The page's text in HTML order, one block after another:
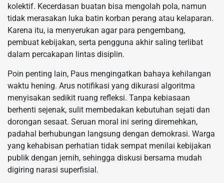
kolektif. Kecerdasan buatan bisa mengolah pola, namun
tidak merasakan luka batin korban perang atau kelaparan.
Karena itu, ia menyerukan agar para pengembang,
pembuat kebijakan, serta pengguna akhir saling terlibat
dalam percakapan lintas disiplin.
Poin penting lain, Paus mengingatkan bahaya kehilangan
waktu hening. Arus notifikasi yang dikurasi algoritma
menyisakan sedikit ruang refleksi. Tanpa kebiasaan
berhenti sejenak, sulit membedakan kebutuhan sejati dan
dorongan sesaat. Seruan moral ini sering diremehkan,
padahal berhubungan langsung dengan demokrasi. Warga
yang kehabisan perhatian tidak sempat menilai kebijakan
publik dengan jernih, sehingga diskusi bersama mudah
digiring narasi superfisial.